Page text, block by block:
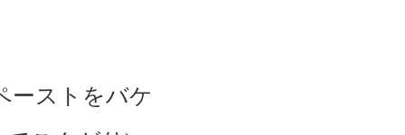
ーストをバケ